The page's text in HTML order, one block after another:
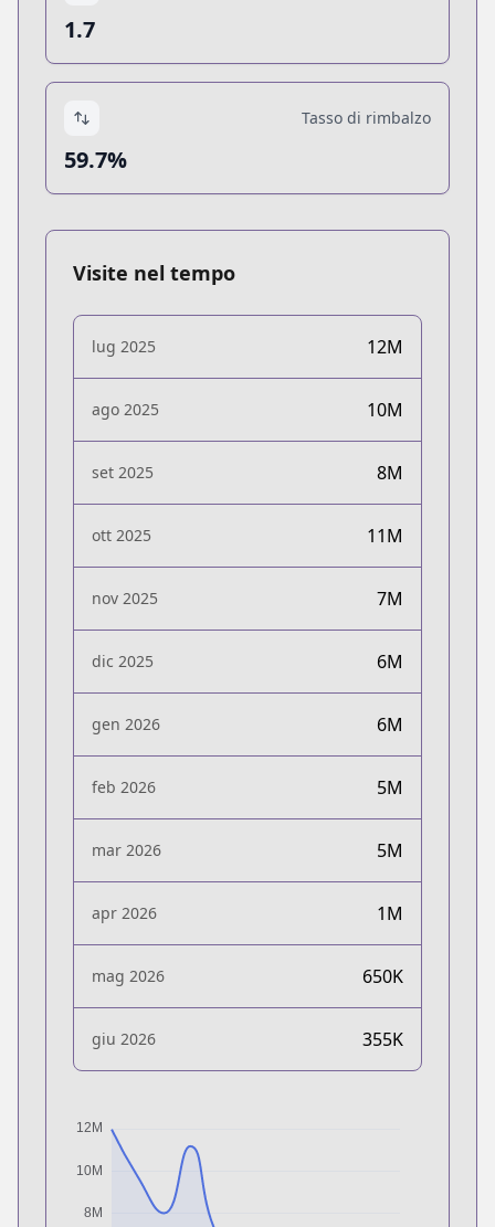
1.7
Tasso di rimbalzo
59.7%
Visite nel tempo
lug 2025 12M
ago 2025 10M
set 2025 8M
ott 2025 11M
nov 2025 7M
dic 2025 6M
gen 2026 6M
feb 2026 5M
mar 2026 5M
apr 2026 1M
mag 2026 650K
giu 2026 355K